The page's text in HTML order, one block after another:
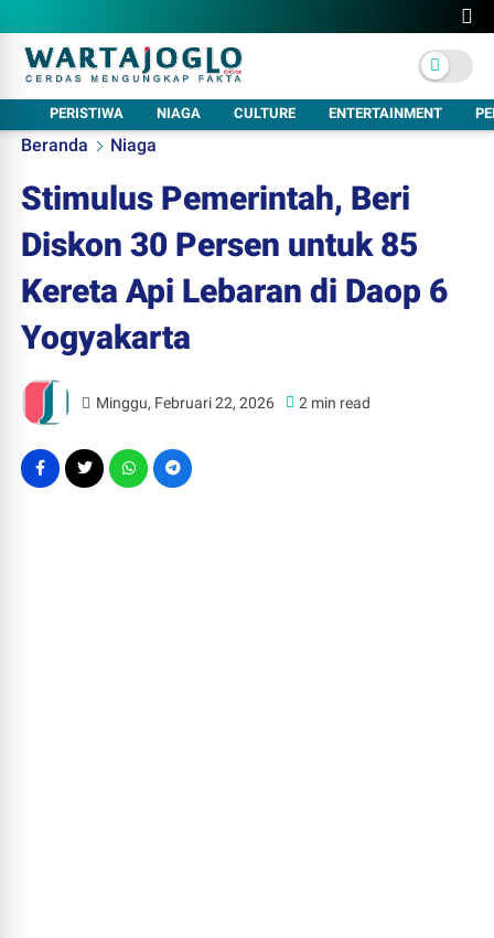
PERISTIWA NIAGA CULTURE ENTERTAINMENT
Beranda Niaga
Stimulus Pemerintah, Beri
Diskon 30 Persen untuk 85
Kereta Api Lebaran di Daop 6
Yogyakarta
Minggu, Februari 22, 2026 2 min read